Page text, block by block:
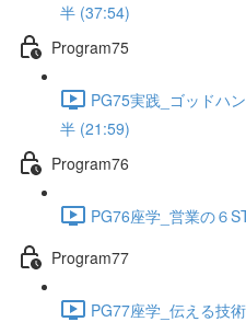
半 (37:54)
Program75
PG75実践_ゴッドハ
半 (21:59)
Program76
PG76座学_営業の６
Program77
PG77座学_伝える技